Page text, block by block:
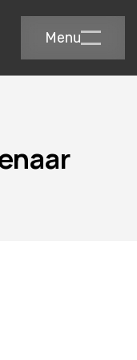
Menu